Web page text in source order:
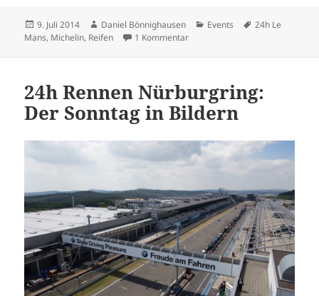
Veröffentlicht
am
9. Juli 2014 Autor
Daniel Bönnighausen Kategorien
Events Schlagwörter
24h Le
Mans, Michelin, Reifen 1 Kommentarzu Was Michelin mit dem 24h-
24h Rennen Nürburgring:
Der Sonntag in Bildern